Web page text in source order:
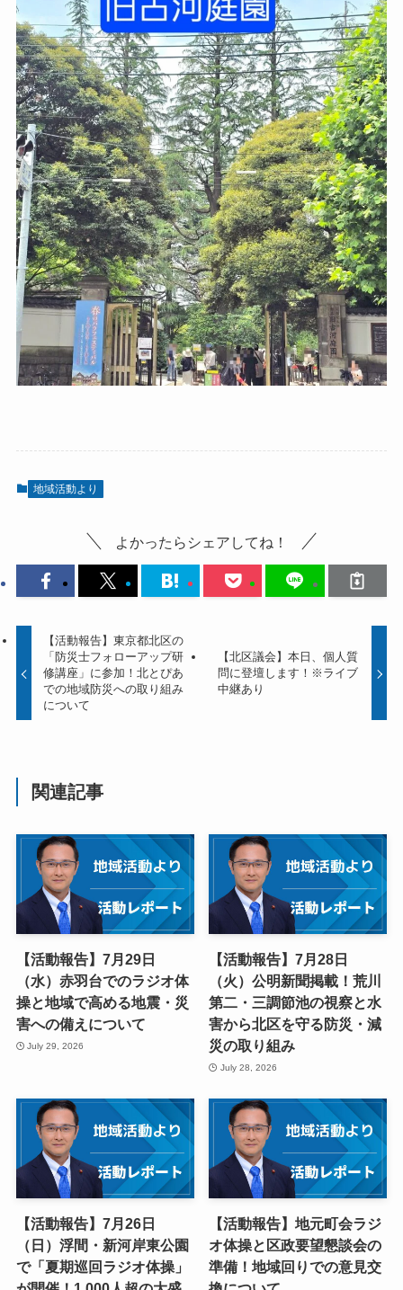
地域活動より
よかったらシェアしてね！
【活動報告】東京都北区の
「防災士フォローアップ研
修講座」に参加！北とぴあ
での地域防災への取り組み
について
【北区議会】本日、個人質
問に登壇します！※ライブ
中継あり
関連記事
【活動報告】7月29日
（水）赤羽台でのラジオ体
操と地域で高める地震・災
害への備えについて
July 29, 2026
【活動報告】7月28日
（火）公明新聞掲載！荒川
第二・三調節池の視察と水
害から北区を守る防災・減
災の取り組み
July 28, 2026
【活動報告】7月26日
（日）浮間・新河岸東公園
で「夏期巡回ラジオ体操」
【活動報告】地元町会ラジ
オ体操と区政要望懇談会の
準備！地域回りでの意見交